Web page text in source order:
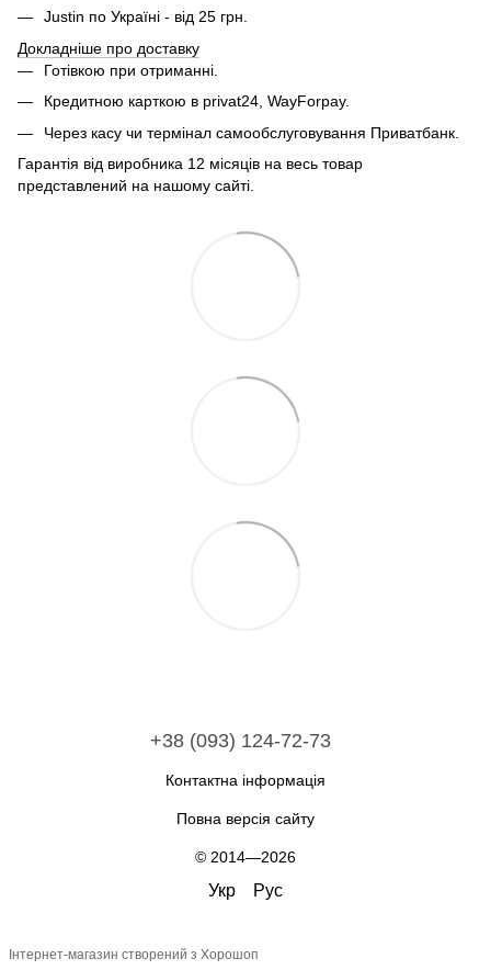
Justin по Україні - від 25 грн.
Докладніше про доставку
Готівкою при отриманні.
Кредитною карткою в privat24, WayForpay.
Через касу чи термінал самообслуговування Приватбанк.
Гарантія від виробника 12 місяців на весь товар
представлений на нашому сайті.
+38 (093) 124-72-73
Контактна інформація
Повна версія сайту
© 2014—2026
Укр Рус
Інтернет-магазин створений з Хорошоп